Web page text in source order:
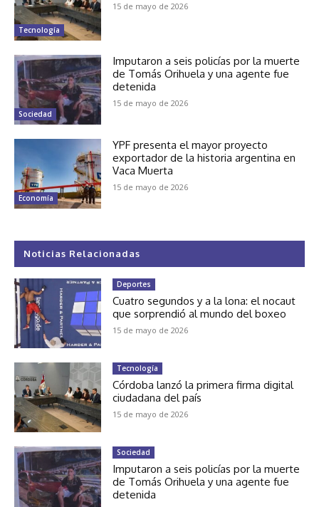
Tecnología
15 de mayo de 2026
Sociedad
Imputaron a seis policías por la muerte
de Tomás Orihuela y una agente fue
detenida
15 de mayo de 2026
Economía
YPF presenta el mayor proyecto
exportador de la historia argentina en
Vaca Muerta
15 de mayo de 2026
Noticias Relacionadas
Deportes
Cuatro segundos y a la lona: el nocaut
que sorprendió al mundo del boxeo
15 de mayo de 2026
Tecnología
Córdoba lanzó la primera firma digital
ciudadana del país
15 de mayo de 2026
Sociedad
Imputaron a seis policías por la muerte
de Tomás Orihuela y una agente fue
detenida